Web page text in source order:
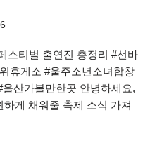
스티벌 출연진 총정리 #선바
휴게소 #울주소년소녀합창
산가볼만한곳 안녕하세요,
게 채워줄 축제 소식 가져